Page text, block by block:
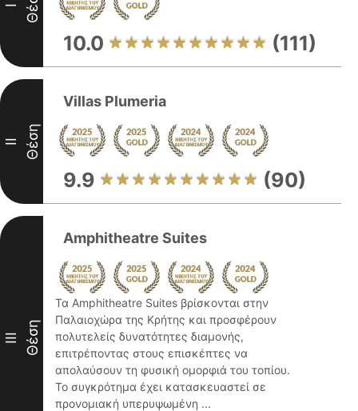
I
10.0 (111)
II Θέση
Villas Plumeria
9.9 (90)
III Θέση
Amphitheatre Suites
Τα Amphitheatre Suites βρίσκονται στην
Παλαιοχώρα της Κρήτης και προσφέρουν
πολυτελείς δυνατότητες διαμονής,
επιτρέποντας στους επισκέπτες να
απολαύσουν τη φυσική ομορφιά του τοπίου.
Το συγκρότημα έχει κατασκευαστεί σε
προνομιακή υπερυψωμένη ...